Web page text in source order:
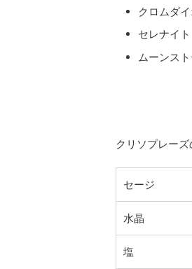
クロムダ
セレナイト
ムーンス
クリソプレーズ
セージ
水晶
塩